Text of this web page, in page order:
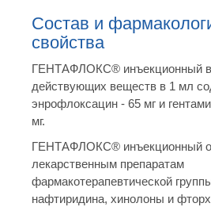
Состав и
свойства
ГЕНТАФЛОКС® инъекционный в
действующих веществ в 1 мл
энрофлоксацин - 65 мг и
мг.
ГЕНТАФЛОКС® инъекционный
лекарственным препаратам
фармакотерапевтической
нафтиридина, хинолоны и